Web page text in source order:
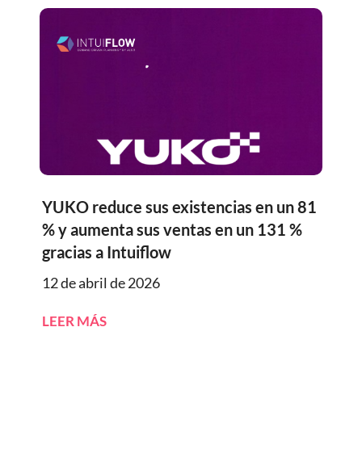
YUKO reduce sus existencias en un 81
% y aumenta sus ventas en un 131 %
gracias a Intuiflow
12 de abril de 2026
LEER MÁS